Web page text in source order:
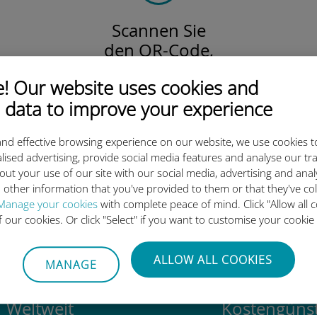
Our website uses cookies and
to improve your experience
effective browsing experience on our website, we use cookies
advertising, provide social media features and analyse our
your use of our site with our social media, advertising and
other information that you've provided to them or that they've
your cookies with complete peace of mind. Click "Allow all
our cookies. Or click "Select" if you want to customise your
MANAGE ALLOW ALL COOKIES
Scannen Sie
den QR-Code,
zu aktivieren.
Einfach!
internationale Ubigi eSIM
Weltweit